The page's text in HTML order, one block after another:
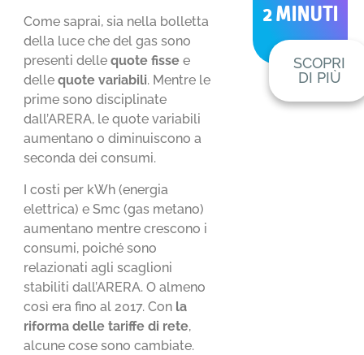
Come saprai, sia nella bolletta
della luce che del gas sono
presenti dellequote fissee
dellequote variabili. Mentre le
prime sono disciplinate
dall’ARERA, le quote variabili
aumentano o diminuiscono a
seconda dei consumi.
I costi per kWh (energia
elettrica) e Smc (gas metano)
aumentano mentre crescono i
consumi, poiché sono
relazionati agli scaglioni
stabiliti dall’ARERA. O almeno
così era fino al 2017. Con la
riforma delle tariffe di rete,
alcune cose sono cambiate.
2 MINUTI
SCOPRI
DI PIÙ